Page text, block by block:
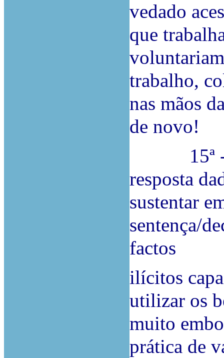
vedado
que
trabalho,
nas mãos
de novo!
15ª - E
resposta
sustentar
sentença/
factos
ilícitos
utilizar os
muito
prática de